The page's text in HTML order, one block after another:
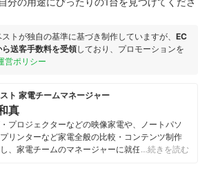
トが独自の基準に基づき制作していますが、 EC
送客手数料を受領しており、プロモーションを
営ポリシー
ト 家電チームマネージャー
真
プロジェクターなどの映像家電や、ノートパソ
リンターなど家電全般の比較・コンテンツ制作
、家電チームのマネージャーに就任。キャリブ
…続きを読む